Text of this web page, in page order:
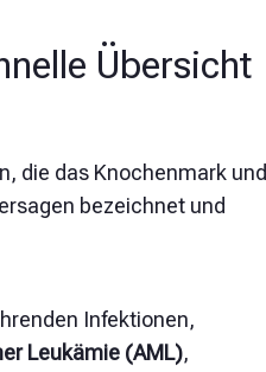
Übersicht
die das Knochenmark und
bezeichnet und
Infektionen,
Leukämie (AML),